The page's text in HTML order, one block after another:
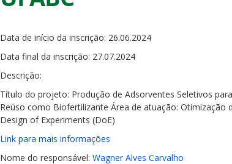
Data de início da inscrição: 26.06.2024
Data final da inscrição: 27.07.2024
Descrição:
Título do projeto: Produção de Adsorventes Seletivos
Reúso como Biofertilizante Área de atuação:
Design of Experiments (DoE)
Link para mais informações
Nome do responsável: Wagner Alves Carvalho